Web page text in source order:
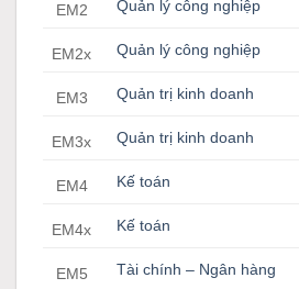
EM2 Quản lý công nghiệp
EM2x Quản lý công nghiệp
EM3 Quản trị kinh doanh
EM3x Quản trị kinh doanh
EM4 Kế toán
EM4x Kế toán
EM5 Tài chính – Ngân hàng